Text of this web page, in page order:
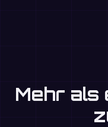
Mehr als